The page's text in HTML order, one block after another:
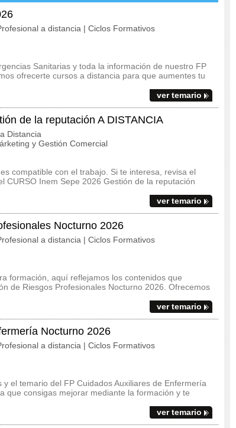
a distancia | Ciclos Formativos
Sanitarias y toda la información de nuestro FP
ofrecerte cursos a distancia para que aumentes tu
ver temario
de la reputación A DISTANCIA
Distancia
y Gestión Comercial
compatible con el trabajo. Si te interesa, revisa el
CURSO Inem Sepe 2026 Gestión de la reputación
ver temario
Nocturno 2026
a distancia | Ciclos Formativos
formación, aquí reflejamos los contenidos que
de Riesgos Profesionales Nocturno 2026. Ofrecemos
ver temario
Nocturno 2026
a distancia | Ciclos Formativos
el temario del FP Cuidados Auxiliares de Enfermería
que consigas mejorar mediante la formación y te
ver temario